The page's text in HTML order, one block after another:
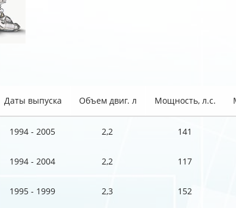
Даты выпуска Объем двиг. л Мощность, л.с.
1994 - 2005 2,2 141
1994 - 2004 2,2 117
1995 - 1999 2,3 152